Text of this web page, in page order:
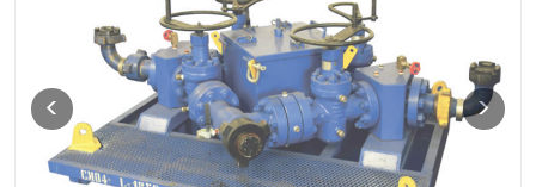
Previous Next